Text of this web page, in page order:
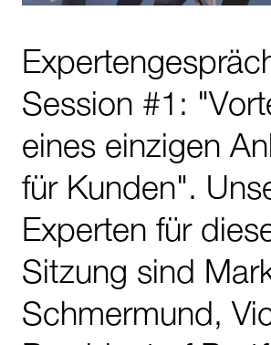
Session #1:
eines einzigen
für Kunden".
Experten für
Sitzung sind
Schmermund,